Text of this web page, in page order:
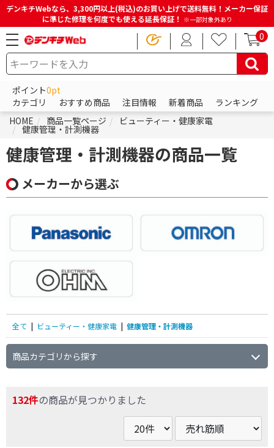
デンキチWebなら、3,300円以上(税込)のお買い上げで送料無料！メーカー保証
に準じた修理を何度でも使える延長保証！ ※一部対象外あり
0
ポイント0pt
カテゴリ
おすすめ商品 注目情報 新着商品
ランキング
HOME
商品一覧ページ ビューティー・健康家電
健康管理・計測機器
健康管理・計測機器の商品一覧
メーカーから選ぶ
全て | ビューティー・健康家電 | 健康管理・計測機器
商品カテゴリから探す
132件の商品が見つかりました